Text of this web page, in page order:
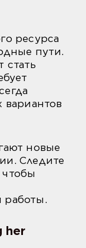
ресурса
пути.
стать
вариантов
новые
Следите
работы.
her